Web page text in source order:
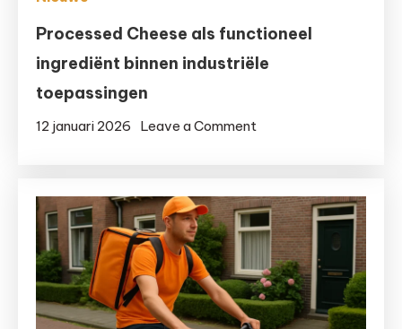
Processed Cheese als functioneel
ingrediënt binnen industriële
toepassingen
12 januari 2026 Leave a Comment
als
functioneel
ingrediënt
binnen
industriële
toepassingen